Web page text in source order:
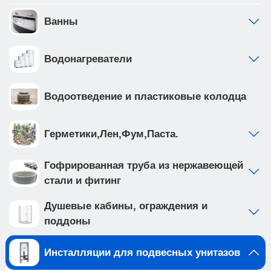
стали с антикоррозийным покрытием, что
обеспечивает надежность и долговечность
комплектом сантехники, который включает
IB.BRA.231.1B1) и клавишу смыва ESTI-S цвета
хром глянцевый, ABS пластик (арт.
безободковой системой смыва выполнен из
белого фарфора, и имеет такие особенности
как: • отсутствие ободка не мешает потоку воды
и не дает места для скопления грязи и бактерий
минимизирует возможность брызг и
обеспечивает комфорт во время использования
• наноглазированное антибактериальное
покрытие унитаза обеспечивает
непревзойденный уровень гигиены,
Ванны
Водонагреватели
Водоотведение и пластиковые колодца
Герметики,Лен,Фум,Паста.
Гофрированная труба из нержавеющей
стали и фитинг
Душевые кабины, ограждения и
поддоны
Инсталляции для подвесных унитазов